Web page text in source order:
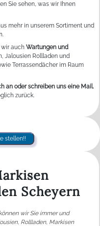
Sie sehen, was wir Ihnen
mehr in unserem Sortiment und
wir auchWartungen und
Jalousien Rollladen und
Terrassendächer im Raum
an oder schreiben uns eine Mail.
zurück.
stellen!!
Scheyern
wir Sie immer und
Rollladen, Markisen